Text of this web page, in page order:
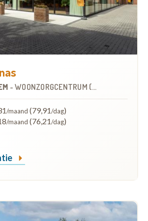
- WOONZORGCENTRUM (WZC)
/maand (79,91/dag)
/maand (76,21/dag)